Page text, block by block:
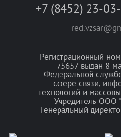
+7 (8452) 23-
Регистрационный
75657 выдан 8
Федеральной
сфере связи,
технологий и
Учредитель ООО
Генеральный